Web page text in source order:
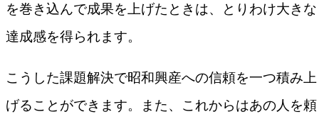
を巻き込んで成果を上げたときは、とりわけ大きな
達成感を得られます。
こうした課題解決で昭和興産への信頼を一つ積み上
げることができます。また、これからはあの人を頼